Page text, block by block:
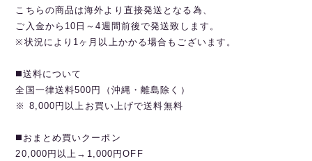
こちらの商品は海外より直接発送となる為、
ご入金から10日～4週間前後で発送致します。
※状況により1ヶ月以上かかる場合もございます。
◼️送料について
全国一律送料500円（沖縄・離島除く）
※ 8,000円以上お買い上げで送料無料
◼️おまとめ買いクーポン
20,000円以上→1,000円OFF